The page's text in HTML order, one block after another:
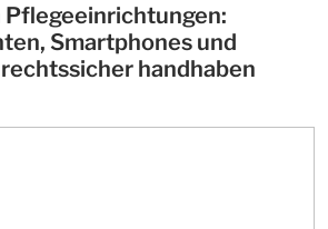
Pflegeeinrichtungen:
Smartphones und
handhaben